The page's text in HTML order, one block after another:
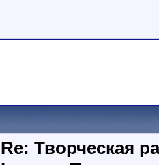
Re: Творческая